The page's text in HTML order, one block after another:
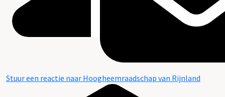
Stuur een reactie naar Hoogheemraadschap van Rijnland